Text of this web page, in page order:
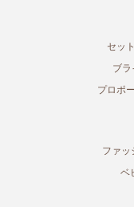
セッ
ブラ
プロポ
ファッ
ベ